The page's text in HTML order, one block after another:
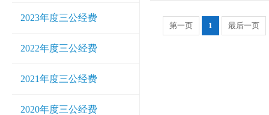
2023年度三公经费
2022年度三公经费
2021年度三公经费
2020年度三公经费
第一页 1 最后一页